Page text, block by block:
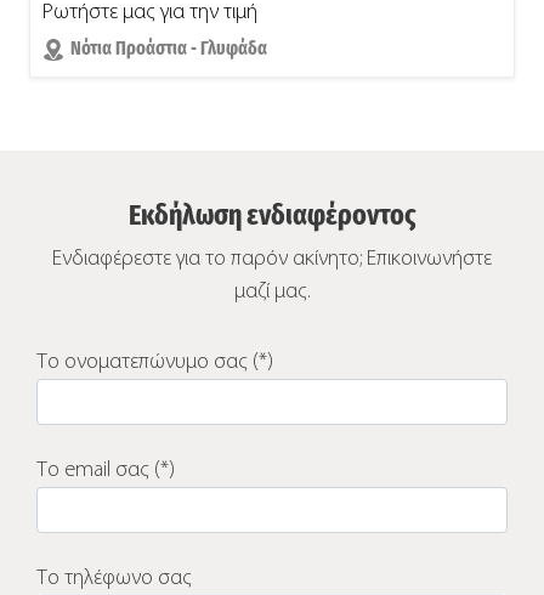
Ρωτήστε μας για την τιμή
Νότια Προάστια - Γλυφάδα
Εκδήλωση ενδιαφέροντος
Ενδιαφέρεστε για το παρόν ακίνητο; Επικοινωνήστε
μαζί μας.
Το ονοματεπώνυμο σας (*)
Το email σας (*)
Το τηλέφωνο σας